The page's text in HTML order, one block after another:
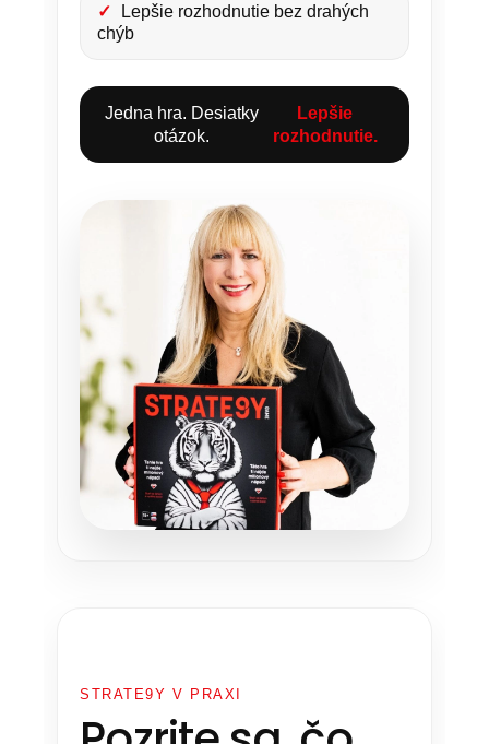
✓
Lepšie rozhodnutie bez drahých
chýb
Jedna hra. Desiatky
otázok.
Lepšie
rozhodnutie.
STRATE9Y V PRAXI